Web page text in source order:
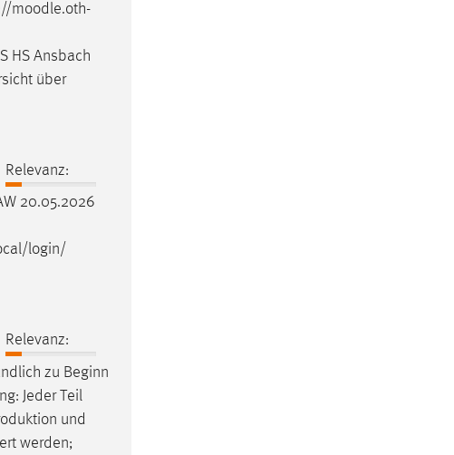
moodle.oth-
HS Ansbach
über
Relevanz:
20.05.2026
login/
Relevanz:
zu Beginn
Jeder Teil
und
werden;